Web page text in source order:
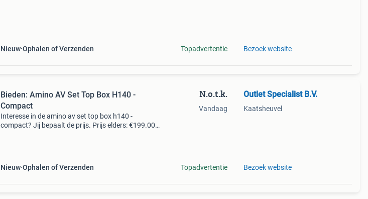
Nieuw Ophalen of Verzenden Topadvertentie Bezoek website
Bieden: Amino AV Set Top Box H140 -
Compact
Interesse in de amino av set top box h140 -
compact? Jij bepaalt de prijs. Prijs elders: €199.00
Nieuw Ophalen of Verzenden
N.o.t.k.
Vandaag
Topadvertentie
Outlet Specialist B.V.
Kaatsheuvel
Bezoek website